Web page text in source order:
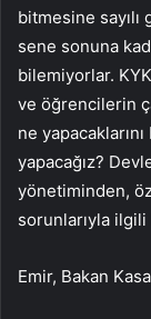
bitmesine sayılı
sene sonuna
bilemiyorlar.
ve öğrencilerin
ne
yapacağız?
yönetiminden,
sorunlarıyla ilgili
Emir, Bakan